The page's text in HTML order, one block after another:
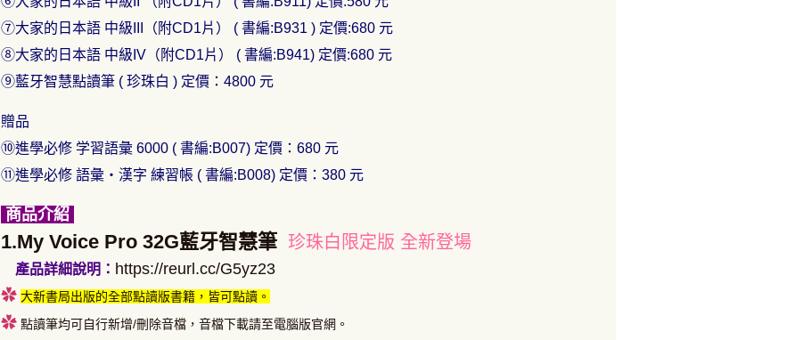
⑦大家的日本語 中級III（附CD1片） ( 書編:B931 ) 定價:680 元
⑧大家的日本語 中級IV（附CD1片） ( 書編:B941) 定價:680 元
⑨藍牙智慧點讀筆 ( 珍珠白 ) 定價：4800 元
贈品
⑩進學必修 学習語彙 6000 ( 書編:B007) 定價：680 元
⑪進學必修 語彙・漢字 練習帳 ( 書編:B008) 定價：380 元
商品介紹
1.My Voice Pro 32G藍牙智慧筆 珍珠白限定版 全新登場
產品詳細說明： https://reurl.cc/G5yz23
✿ 大新書局出版的全部點讀版書籍，皆可點讀。
✿ 點讀筆均可自行新增/刪除音檔，音檔下載請至電腦版官網。